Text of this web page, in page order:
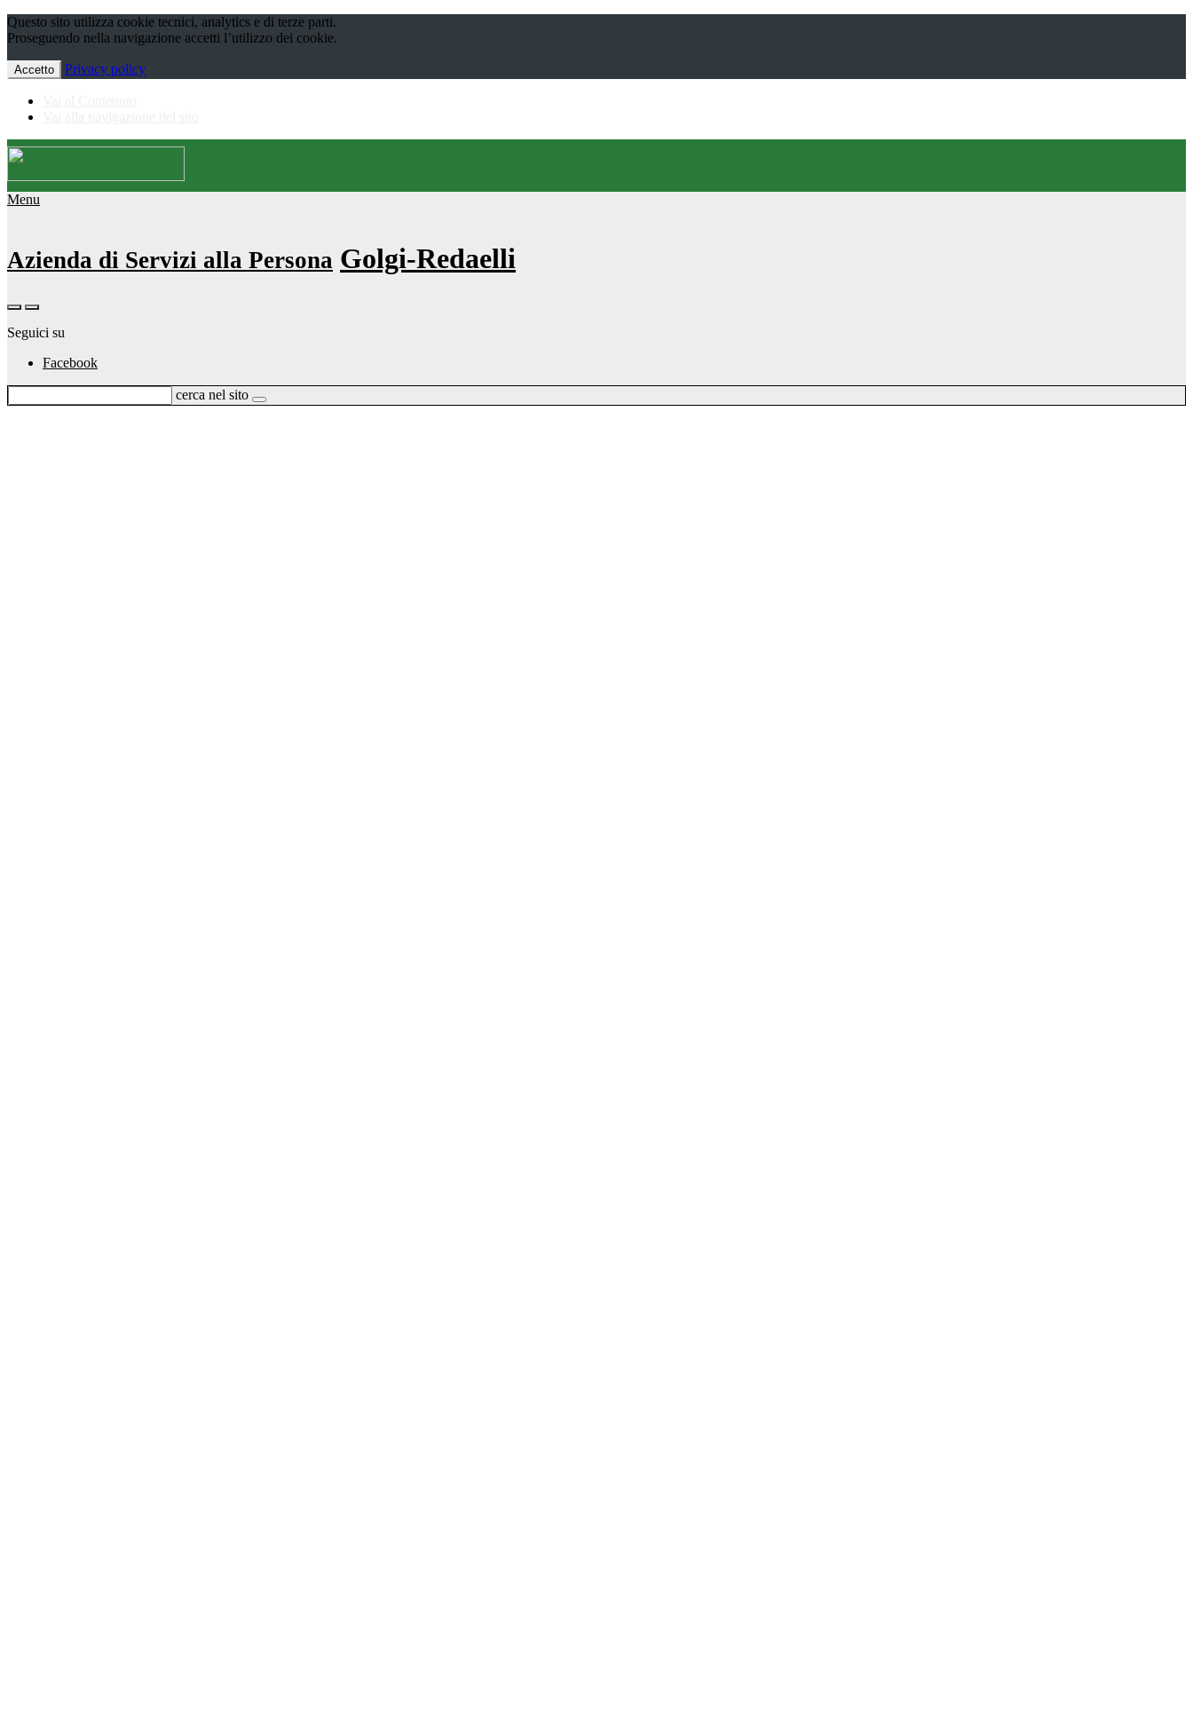
Questo sito utilizza cookie tecnici, analytics e di terze parti.
Proseguendo nella navigazione accetti l’utilizzo dei cookie.
Accetto Privacy policy
Menu
Azienda di Servizi alla Persona Golgi-Redaelli
Seguici su
Facebook
cerca nel sito